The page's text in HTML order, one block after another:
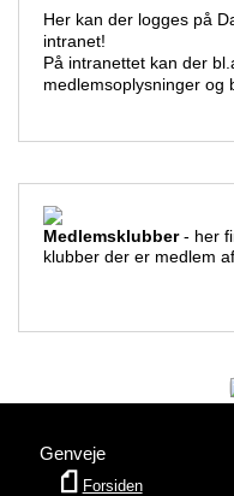
Her kan der logges på
intranet!
På intranettet kan der
medlemsoplysninger og
Medlemsklubber- her
klubber der er medlem
Genveje
Forsiden